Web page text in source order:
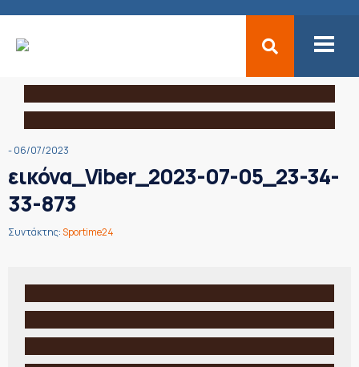
- 06/07/2023
εικόνα_Viber_2023-07-05_23-34-
33-873
Συντάκτης:Sportime24